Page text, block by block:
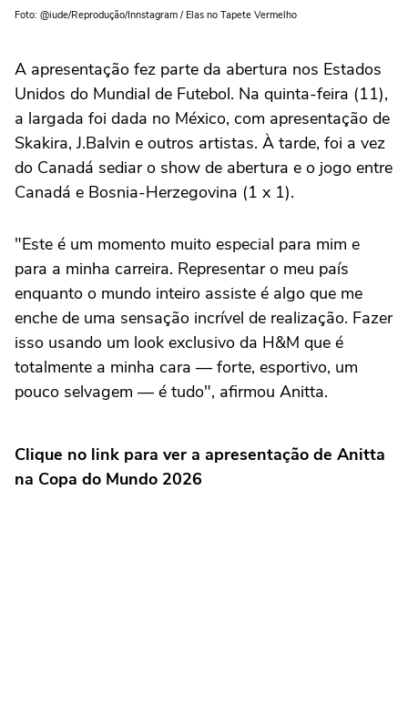
Foto: @iude/Reprodução/Innstagram / Elas no Tapete Vermelho
A apresentação fez parte da abertura nos Estados
Unidos do Mundial de Futebol. Na quinta-feira (11),
a largada foi dada no México, com apresentação de
Skakira, J.Balvin e outros artistas. À tarde, foi a vez
do Canadá sediar o show de abertura e o jogo entre
Canadá e Bosnia-Herzegovina (1 x 1).
"Este é um momento muito especial para mim e
para a minha carreira. Representar o meu país
enquanto o mundo inteiro assiste é algo que me
enche de uma sensação incrível de realização. Fazer
isso usando um look exclusivo da H&M que é
totalmente a minha cara — forte, esportivo, um
pouco selvagem — é tudo", afirmou Anitta.
Clique no link para ver a apresentação de Anitta
na Copa do Mundo 2026